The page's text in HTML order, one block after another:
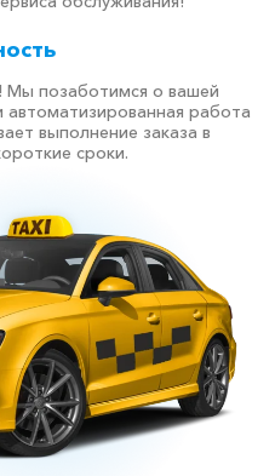
Мы позаботимся о вашей
автоматизированная работа
выполнение заказа в
сроки.